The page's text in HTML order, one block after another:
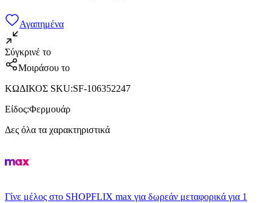
Αγαπημένα
Σύγκρινέ το
Μοιράσου το
ΚΩΔΙΚΟΣ SKU:SF-106352247
Είδος:Φερμουάρ
Δες όλα τα χαρακτηριστικά
Γίνε μέλος στο SHOPFLIX max για δωρεάν μεταφορικά για 1